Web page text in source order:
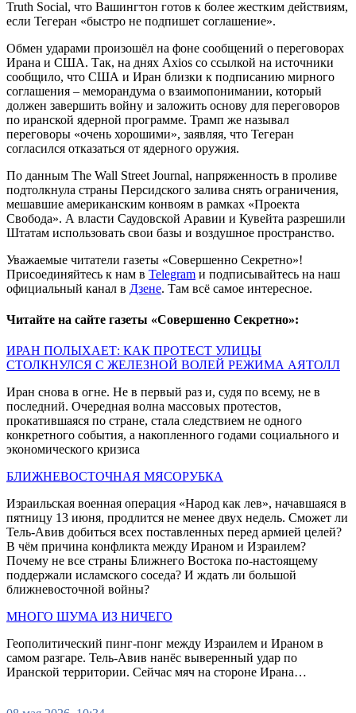
Truth Social, что Вашингтон готов к более жестким действиям,
если Тегеран «быстро не подпишет соглашение».
Обмен ударами произошёл на фоне сообщений о переговорах
Ирана и США. Так, на днях Axios со ссылкой на источники
сообщило, что США и Иран близки к подписанию мирного
соглашения – меморандума о взаимопонимании, который
должен завершить войну и заложить основу для переговоров
по иранской ядерной программе. Трамп же называл
переговоры «очень хорошими», заявляя, что Тегеран
согласился отказаться от ядерного оружия.
По данным The Wall Street Journal, напряженность в проливе
подтолкнула страны Персидского залива снять ограничения,
мешавшие американским конвоям в рамках «Проекта
Свобода». А власти Саудовской Аравии и Кувейта разрешили
Штатам использовать свои базы и воздушное пространство.
Уважаемые читатели газеты «Совершенно Секретно»!
Присоединяйтесь к нам в Telegram и подписывайтесь на наш
официальный канал в Дзене. Там всё самое интересное.
Читайте на сайте газеты «Совершенно Секретно»:
ИРАН ПОЛЫХАЕТ: КАК ПРОТЕСТ УЛИЦЫ
СТОЛКНУЛСЯ С ЖЕЛЕЗНОЙ ВОЛЕЙ РЕЖИМА АЯТОЛЛ
Иран снова в огне. Не в первый раз и, судя по всему, не в
последний. Очередная волна массовых протестов,
прокатившаяся по стране, стала следствием не одного
конкретного события, а накопленного годами социального и
экономического кризиса
БЛИЖНЕВОСТОЧНАЯ МЯСОРУБКА
Израильская военная операция «Народ как лев», начавшаяся в
пятницу 13 июня, продлится не менее двух недель. Сможет ли
Тель-Авив добиться всех поставленных перед армией целей?
В чём причина конфликта между Ираном и Израилем?
Почему не все страны Ближнего Востока по-настоящему
поддержали исламского соседа? И ждать ли большой
ближневосточной войны?
МНОГО ШУМА ИЗ НИЧЕГО
Геополитический пинг-понг между Израилем и Ираном в
самом разгаре. Тель-Авив нанёс выверенный удар по
Иранской территории. Сейчас мяч на стороне Ирана…